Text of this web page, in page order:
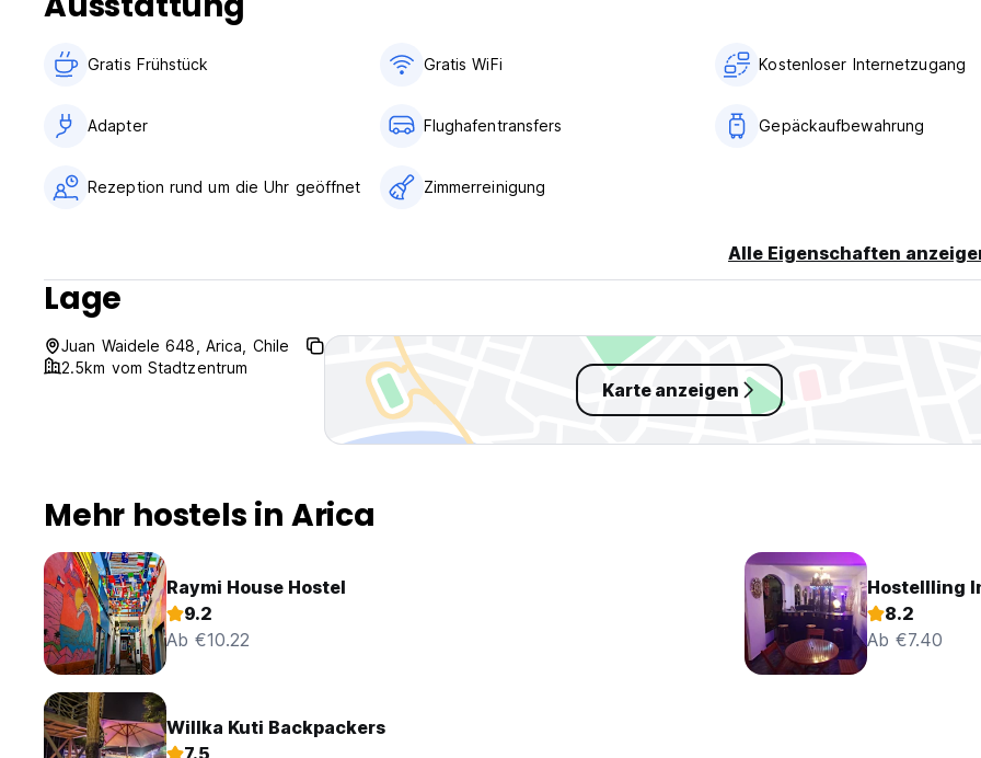
Gratis Frühstück Gratis WiFi Kostenloser Internetzugang
Adapter Flughafentransfers Gepäckaufbewahrung
Rezeption rund um die Uhr geöffnet Zimmerreinigung
Alle Eigenschaften
Lage
Juan Waidele 648, Arica, Chile
2.5km vom Stadtzentrum
Karte anzeigen
Mehr hostels in Arica
Raymi House Hostel
9.2
Ab €10.22
Hostellling
8.2
Ab €7.40
Willka Kuti Backpackers